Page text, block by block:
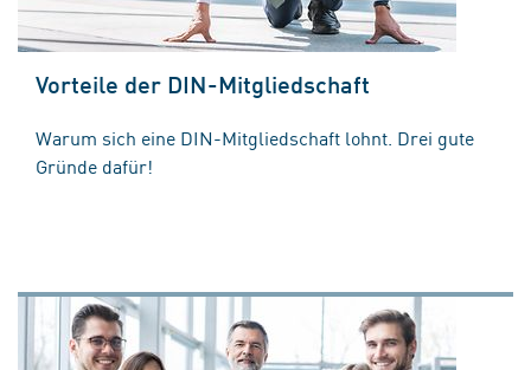
Vorteile der DIN-Mitgliedschaft
Warum sich eine DIN-Mitgliedschaft lohnt. Drei gute
Gründe dafür!